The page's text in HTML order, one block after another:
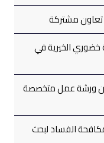
مشتركة
خضوري الخيرية في
ورشة عمل متخصصة
الفساد لبحث